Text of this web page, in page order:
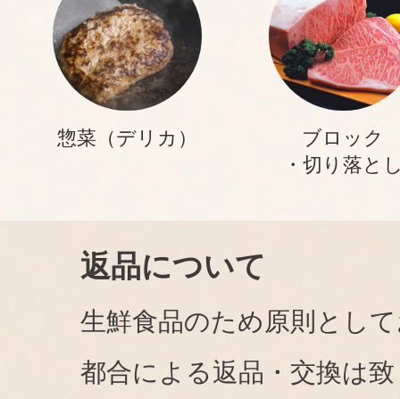
惣菜（デリカ）
ブロック
・切り落と
返品について
生鮮食品のため原則とし
都合による返品・交換は